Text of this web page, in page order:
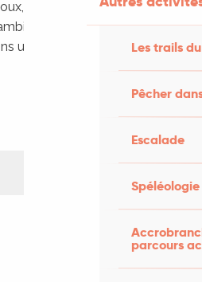
Les trails
Pêcher
Escalade
Spéléologie
parcours
produits locaux comme
conviviale pour
uniques et participer à